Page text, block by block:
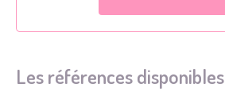
Les références disponibles